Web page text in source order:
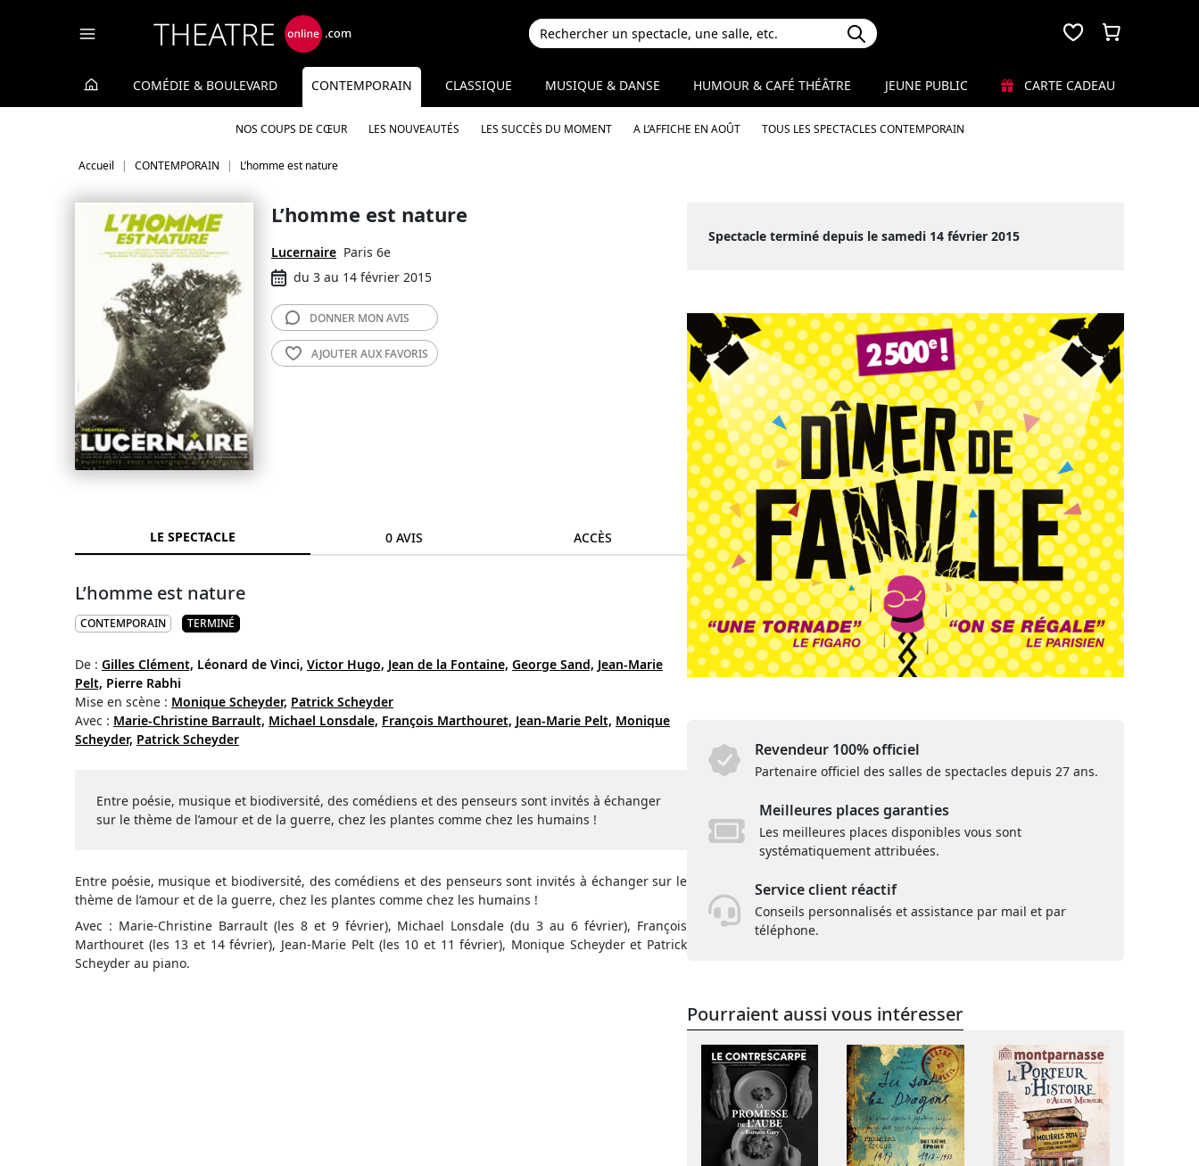
COMÉDIE & BOULEVARD CONTEMPORAIN
NOS COUPS DE CŒUR LES NOUVEAUTÉS LES SUCCÈS DU MOMENT A L’AFFICHE EN AOÛT TOUS LES SPECTACLES CONTEMPORAIN
CLASSIQUE MUSIQUE & DANSE HUMOUR & CAFÉ THÉÂTRE JEUNE PUBLIC CARTE CADEAU
Accueil CONTEMPORAIN L’homme est nature
L’homme est nature
Lucernaire Paris 6e
du 3 au 14 février 2015
DONNER MON AVIS
AJOUTER AUX FAVORIS
LE SPECTACLE 0 AVIS ACCÈS
L’homme est nature
CONTEMPORAIN TERMINÉ
De : Gilles Clément, Léonard de Vinci, Victor Hugo, Jean de la Fontaine, George Sand, Jean-Marie
Pelt, Pierre Rabhi
Mise en scène : Monique Scheyder, Patrick Scheyder
Avec : Marie-Christine Barrault, Michael Lonsdale, François Marthouret, Jean-Marie Pelt, Monique
Scheyder, Patrick Scheyder
Entre poésie, musique et biodiversité, des comédiens et des penseurs sont invités à échanger
sur le thème de l’amour et de la guerre, chez les plantes comme chez les humains !
Entre poésie, musique et biodiversité, des comédiens et des penseurs sont invités à échanger sur le
thème de l’amour et de la guerre, chez les plantes comme chez les humains !
Avec : Marie-Christine Barrault (les 8 et 9 février), Michael Lonsdale (du 3 au 6 février), François
Marthouret (les 13 et 14 février), Jean-Marie Pelt (les 10 et 11 février), Monique Scheyder et Patrick
Scheyder au piano.
Spectacle terminé depuis le samedi 14 février 2015
Revendeur 100% officiel
Partenaire officiel des salles de spectacles depuis 27 ans.
Meilleures places garanties
Les meilleures places disponibles vous sont
systématiquement attribuées.
Service client réactif
Conseils personnalisés et assistance par mail et par
téléphone.
Pourraient aussi vous intéresser